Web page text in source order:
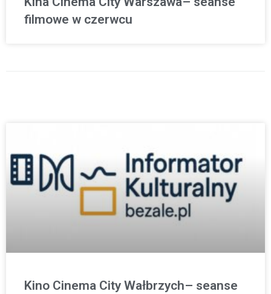
filmowe w czerwcu
Kino Cinema City Wałbrzych– seanse